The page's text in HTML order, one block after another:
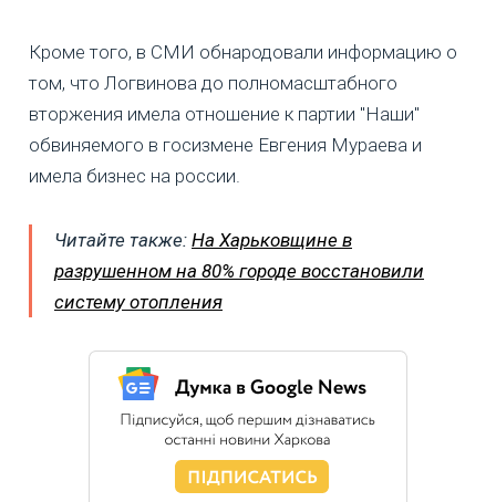
Кроме того, в СМИ обнародовали информацию о
том, что Логвинова до полномасштабного
вторжения имела отношение к партии "Наши"
обвиняемого в госизмене Евгения Мураева и
имела бизнес на россии.
Читайте также: На Харьковщине в
разрушенном на 80% городе восстановили
систему отопления